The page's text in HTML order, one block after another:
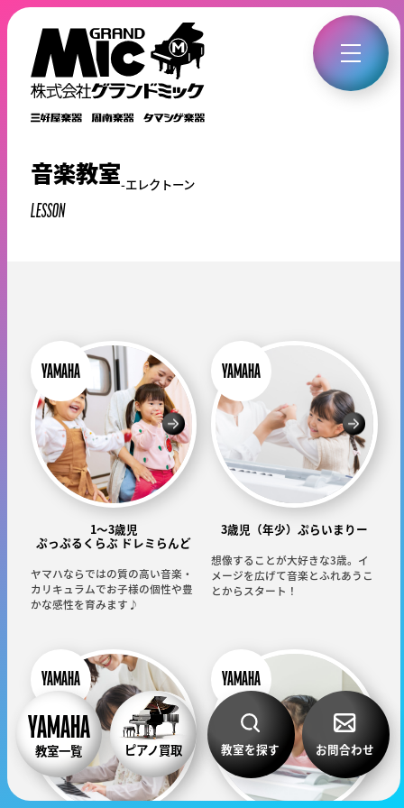
教室を探す お問合わせ
教室一覧 ピアノ買取
音楽教室
LESSON
エレクトーン
1～3歳児
ぷっぷるくらぶ ドレミらんど
ヤマハならではの質の高い音楽・
カリキュラムでお子様の個性や豊
かな感性を育みます♪
3歳児（年少）ぷらいまりー
想像することが大好きな3歳。イ
メージを広げて音楽とふれあうこ
とからスタート！